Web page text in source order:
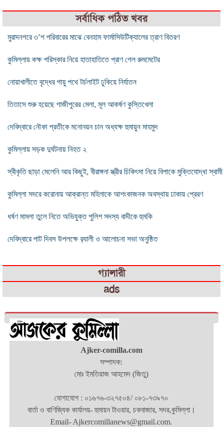
সর্বাধিক পঠিত খবর
মুরাদনগরে ৩’শ পরিবারের মাঝে বেনহাম ফার্মাসিউটিক্যালের ত্রাণ বিতরণ
কুমিল্লায় কক্ষ পরিস্কার নিয়ে হাতাহাতিতে প্রাণ গেল রুমমেটের
নোয়াখালীতে বৃদ্ধের পায়ু পথে টর্চলাইট ঢুকিয়ে নির্যাতন
তিতাসে শুরু হয়েছে গাজীপুরের মেলা, মূল আকর্ষণ কুস্তিখেলা
দেবিদ্বারে নৌকা প্রতীকে মনোনয়ন চান অধ্যক্ষ হুমায়ুন মাহমুদ
কুমিল্লায় সড়ক দুর্ঘটনায় নিহত ২
স্বীকৃতি ছাড়া মেলেনি আর কিছুই, বীরাঙ্গনা স্ত্রীর চিকিৎসা নিয়ে বিপাকে মুক্তিযোদ্ধা স্বামী
কুমিল্লা সদরে করোনায় আক্রান্ত মহিলাকে আশংকাজনক অবস্থায় ঢাকায় প্রেরণ
ধর্ষণ মামলা তুলে নিতে অভিযুক্ত পুলিশ সদস্য বাদীকে হুমকি
দেবিদ্বারে পাট দিবস উপলক্ষে র‌্যালী ও আলোচনা সভা অনুষ্ঠিত
গ্যালারী
ads
Ajker-comilla.com
সম্পাদক:
মোঃ ইমতিয়াজ আহমেদ (জিতু)
যোগাযোগ : ০১৬৭৬-৩২৭৫০৪/ ০৮১-৭৩৯৭০
বার্তা ও বাণিজ্যিক কার্যালয়- হুমায়ন টাওয়ার, চকবাজার, সদর,কুমিল্লা।
Email- Ajkercomillanews@gmail.com.